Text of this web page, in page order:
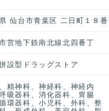
仙台市青葉区 二日町１８番
営地下鉄南北線北四番丁
設型ドラッグストア
精神科、神経科、神経内
吸器科、消化器科、胃腸
環器科、小児科、外科、整